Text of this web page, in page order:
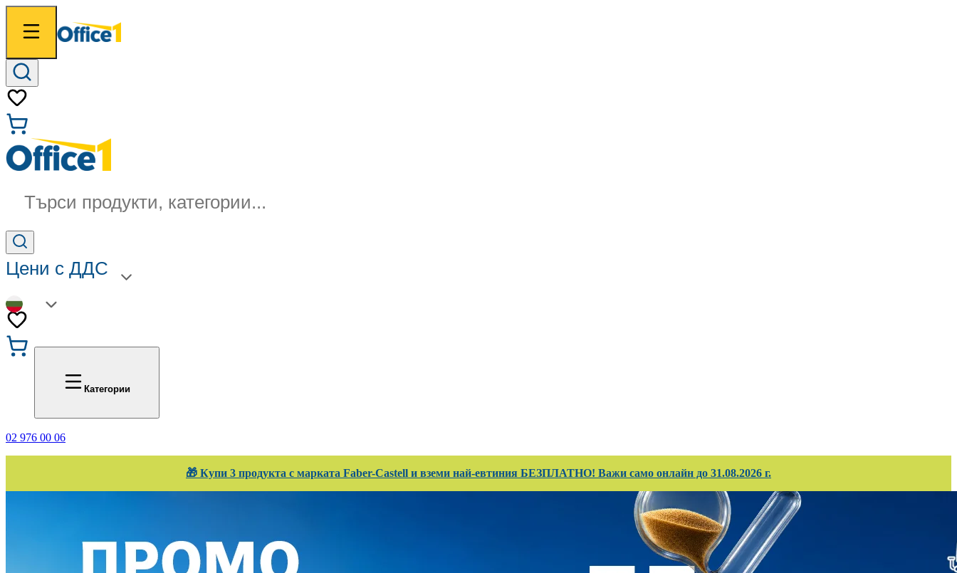
Търси продукти, категории...
Цени с ДДС
BG
Категории
02 976 00 06
🎁 Купи 3 продукта с марката Faber-Castell и вземи най-евтиния БЕЗПЛАТНО! Важи само онлайн до 31.08.2026 г.